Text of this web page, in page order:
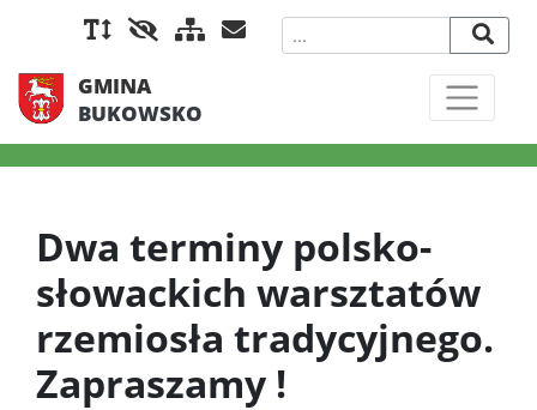
GMINA
BUKOWSKO
Dwa terminy polsko-
słowackich warsztatów
rzemiosła tradycyjnego.
Zapraszamy !